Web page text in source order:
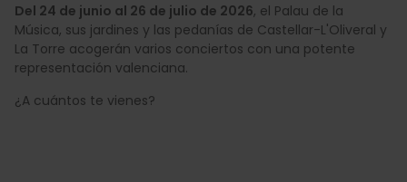
Del 24 de junio al 26 de julio de 2026, el Palau de la
Música, sus jardines y las pedanías de Castellar-L'Oliveral y
La Torre acogerán varios conciertos con una potente
representación valenciana.
¿A cuántos te vienes?